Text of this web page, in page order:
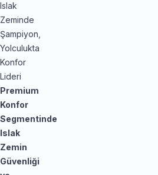
Islak
Zeminde
Şampiyon,
Yolculukta
Konfor
Lideri
Premium
Konfor
Segmentinde
Islak
Zemin
Güvenliği